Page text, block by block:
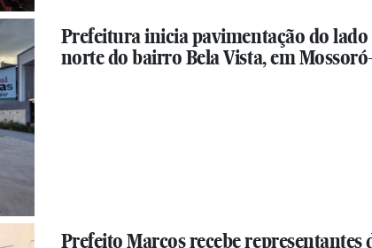
Prefeitura inicia pavimentação do lado
norte do bairro Bela Vista, em
Prefeito Marcos recebe representantes